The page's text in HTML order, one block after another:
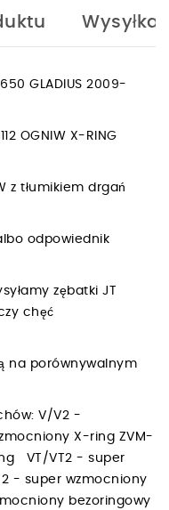
Wysyłka
GLADIUS 2009-
OGNIW X-RING
z tłumikiem drgań
odpowiednik
zębatki JT
chęć
na porównywalnym
V/V2 -
X-ring ZVM-
VT/VT2 - super
- super wzmocniony
bezoringowy